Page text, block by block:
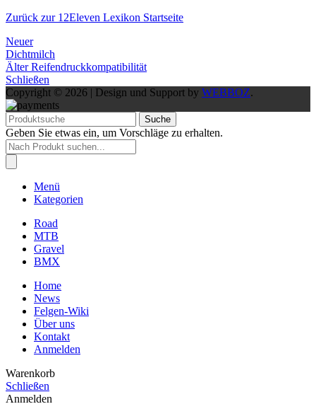
Zurück zur 12Eleven Lexikon Startseite
Neuer
Dichtmilch
Älter Reifendruckkompatibilität
Schließen
Copyright © 2026 | Design und Support by WEBBOZ.
Suche
Geben Sie etwas ein, um Vorschläge zu erhalten.
Products
search
Menü
Kategorien
Road
MTB
Gravel
BMX
Home
News
Felgen-Wiki
Über uns
Kontakt
Anmelden
Warenkorb
Schließen
Anmelden